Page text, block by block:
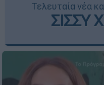
Τελευταία νέα
ΣΙΣΣΥ